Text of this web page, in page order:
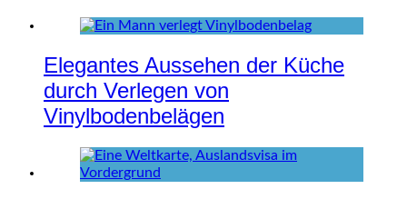
Elegantes Aussehen der Küche
durch Verlegen von
Vinylbodenbelägen